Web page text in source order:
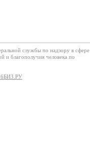
службы по надзору в сфере
и благополучия человека по